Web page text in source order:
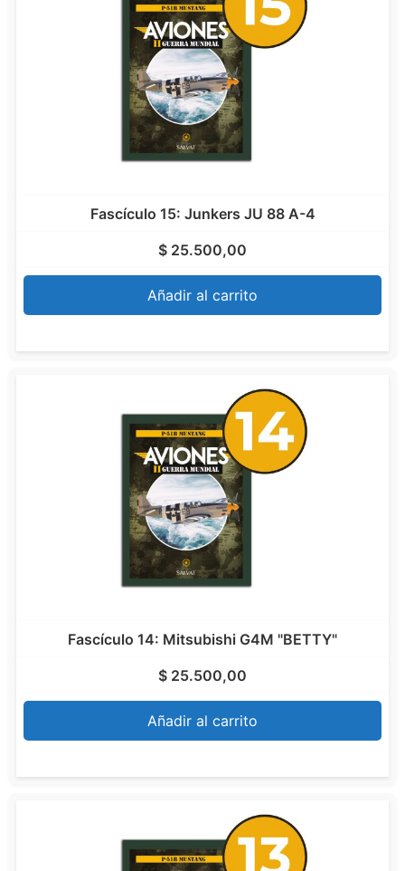
Fascículo 15: Junkers JU 88 A-4
$ 25.500,00
Añadir al carrito
Fascículo 14: Mitsubishi G4M "BETTY"
$ 25.500,00
Añadir al carrito